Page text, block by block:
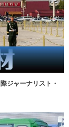
ジャーナリスト・